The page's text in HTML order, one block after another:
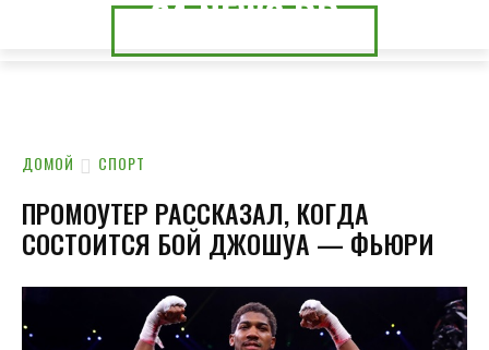
24.NEWS.CK
24.NEWS.DP
ДОМОЙ СПОРТ
ПРОМОУТЕР РАССКАЗАЛ, КОГДА
СОСТОИТСЯ БОЙ ДЖОШУА — ФЬЮРИ